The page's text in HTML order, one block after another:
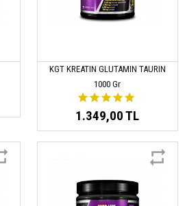
KGT KREATIN GLUTAMIN TAURIN
1000 Gr
1.349,00 TL